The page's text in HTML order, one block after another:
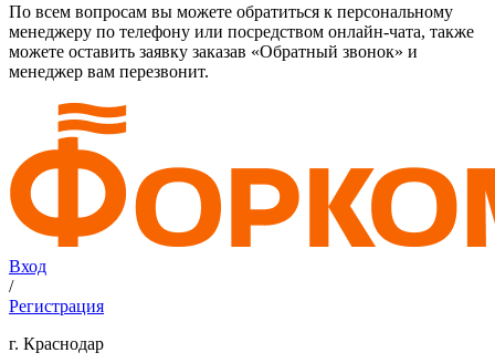
По всем вопросам вы можете обратиться к персональному
менеджеру по телефону или посредством онлайн-чата, также
можете оставить заявку заказав «Обратный звонок» и
менеджер вам перезвонит.
Вход
/
Регистрация
г. Краснодар